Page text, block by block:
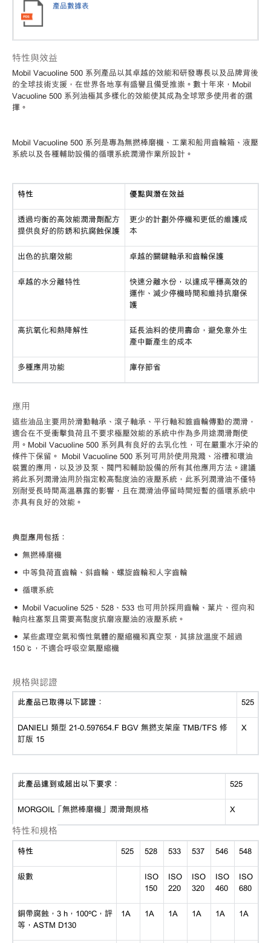
產品數據表
特性與效益
Mobil Vacuoline 500 系列產品以其卓越的效能和研發專長以及品牌背後
的全球技術支援，在世界各地享有盛譽且備受推崇。數十年來，Mobil
Vacuoline 500 系列油極其多樣化的效能使其成為全球眾多使用者的選
擇。
Mobil Vacuoline 500 系列是專為無撚棒磨機、工業和船用齒輪箱、液壓
系統以及各種輔助設備的循環系統潤滑作業所設計。
特性 優點與潛在效益
透過均衡的高效能潤滑劑配方
提供良好的防銹和抗腐蝕保護
更少的計劃外停機和更低的維護成
本
出色的抗磨效能 卓越的關鍵軸承和齒輪保護
卓越的水分離特性
快速分離水份，以達成平穩高效的
運作、減少停機時間和維持抗磨保
護
高抗氧化和熱降解性
延長油料的使用壽命，避免意外生
產中斷產生的成本
多種應用功能 庫存節省
應用
這些油品主要用於滑動軸承、滾子軸承、平行軸和錐齒輪傳動的潤滑，
適合在不受衝擊負荷且不要求極壓效能的系統中作為多用途潤滑劑使
用。 Mobil Vacuoline 500 系列具有良好的去乳化性，可在嚴重水汙染的
條件下保留。 Mobil Vacuoline 500 系列可用於使用飛濺、浴槽和環油
裝置的應用，以及涉及泵、閥門和輔助設備的所有其他應用方法。建議
將此系列潤滑油用於指定較高黏度油的液壓系統，此系列潤滑油不僅特
別耐受長時間高溫暴露的影響，且在潤滑油停留時間短暫的循環系統中
亦具有良好的效能。
典型應用包括：
• 無撚棒磨機
• 中等負荷直齒輪、斜齒輪、螺旋齒輪和人字齒輪
• 循環系統
• Mobil Vacuoline 525 、 528 、 533 也可用於採用齒輪、葉片、徑向和
軸向柱塞泵且需要高黏度抗磨液壓油的液壓系統。
• 某些處理空氣和惰性氣體的壓縮機和真空泵，其排放溫度不超過
150℃ ，不適合呼吸空氣壓縮機
規格與認證
此產品已取得以下認證： 525
DANIELI 類型 21-0.597654.F BGV 無撚支架座 TMB/TFS 修
訂版 15
X
此產品達到或超出以下要求： 525
MORGOIL「無撚棒磨機」潤滑劑規格 X
特性和規格
特性 525 528 533 537 546 548
級數
ISO
150
ISO
220
ISO
320
ISO
460
ISO
680
銅帶腐蝕， 3 h，100ºC，評
等，ASTM D130
1A 1A 1A 1A 1A 1A